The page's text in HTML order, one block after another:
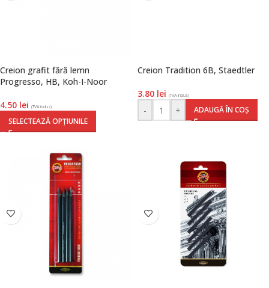
Creion grafit fără lemn
Progresso, HB, Koh-I-Noor
4.50 lei (TVA inclus)
SELECTEAZĂ OPȚIUNILE
Creion Tradition 6B, Staedtler
3.80 lei (TVA inclus)
- + ADAUGĂ ÎN COȘ